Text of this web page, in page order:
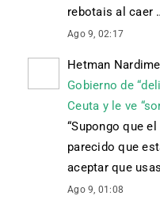
rebotais al caer
Ago 9, 02:17
Hetman
Gobierno de
Ceuta y le ve
“Supongo que el
parecido que
aceptar que
Ago 9, 01:08